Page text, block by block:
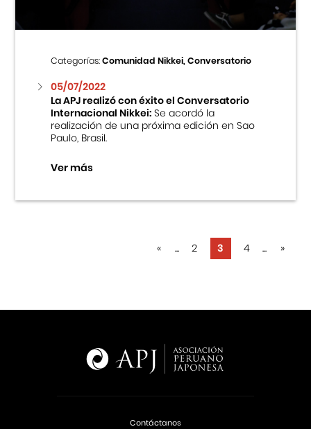
Categorías:Comunidad Nikkei, Conversatorio
05/07/2022
La APJ realizó con éxito el Conversatorio
Internacional Nikkei:Se acordó la
realización de una próxima edición en Sao
Paulo, Brasil.
Ver más
« ... 2 3 4 ... »
Contáctanos